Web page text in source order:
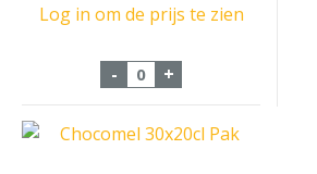
Log in om de prijs te zien
- Feel So Good Black/
+